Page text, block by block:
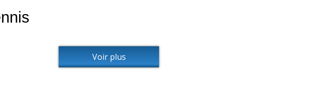
Voir plus